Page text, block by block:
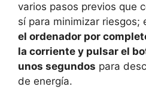
varios pasos previos que
sí para minimizar riesgos;
el ordenador por
la corriente y pulsar el
unos segundos para
de energía.